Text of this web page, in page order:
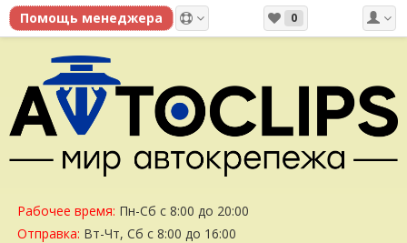
0
Рабочее время: Пн-Сб с 8:00 до 20:00
Отправка: Вт-Чт, Сб с 8:00 до 16:00